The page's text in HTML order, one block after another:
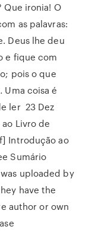
Que ironia! O
as palavras:
Deus lhe deu
e fique com
pois o que
Uma coisa é
ler 23 Dez
Livro de
Introdução ao
Sumário
uploaded by
have the
author or own